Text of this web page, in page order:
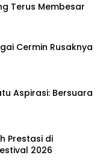
Terus Membesar
Cermin Rusaknya
Aspirasi: Bersuara
Prestasi di
2026